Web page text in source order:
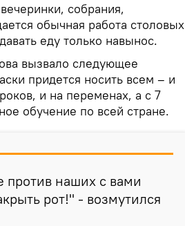
собрания,
обычная работа столовых
еду только навынос.
вызвало следующее
придется носить всем – и
и на переменах, а с 7
обучение по всей стране.
против наших с вами
рот!" - возмутился